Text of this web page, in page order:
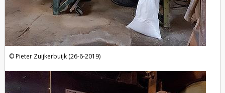
Pieter Zuijkerbuijk (26-6-2019)